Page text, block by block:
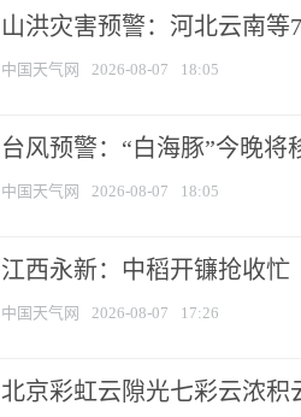
山洪灾害预警：河北云南
中国天气网 2026-08-07 18:05
台风预警：“白海豚”今晚将
中国天气网 2026-08-07 18:05
江西永新：中稻开镰抢收忙
中国天气网 2026-08-07 17:26
北京彩虹云隙光七彩云浓积